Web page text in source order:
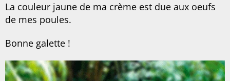
La couleur jaune de ma crème est due aux oeufs
de mes poules.
Bonne galette !